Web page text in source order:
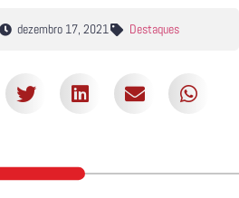
dezembro 17, 2021 Destaques